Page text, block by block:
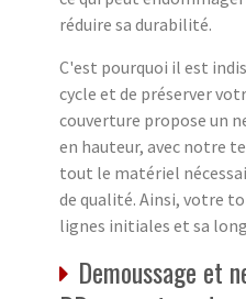
réduire sa durabilité.
C'est pourquoi il est
cycle et de préserver
couverture propose un
en hauteur, avec notre
tout le matériel
de qualité. Ainsi, votre
lignes initiales et sa
Demoussage et